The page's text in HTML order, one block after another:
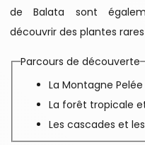
de Balata sont
découvrir des plantes
Parcours de découverte
La Montagne Pelée
La forêt tropicale
Les cascades et